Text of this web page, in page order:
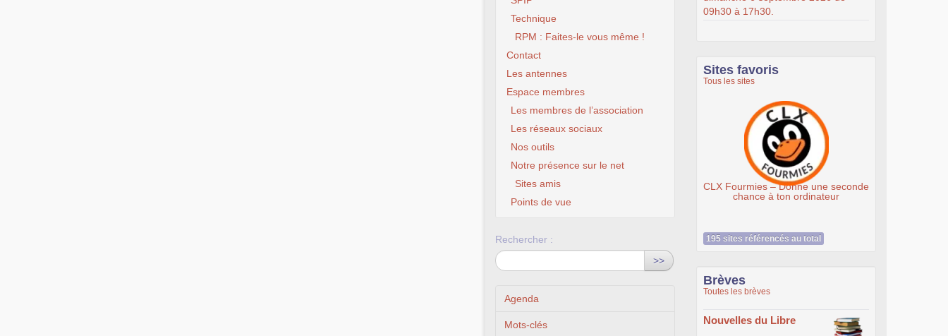
Technique
RPM : Faites-le vous même !
Contact
Les antennes
Espace membres
Les membres de l’association
Les réseaux sociaux
Nos outils
Notre présence sur le net
Sites amis
Points de vue
Rechercher :
>>
Agenda
Mots-clés
09h30 à 17h30.
Sites favoris
Tous les sites
CLX Fourmies – Donne une seconde
chance à ton ordinateur
Association Éthiciel
195 sites référencés au total
Brèves
Toutes les brèves
Nouvelles du Libre